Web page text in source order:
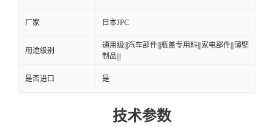
厂家 日本JPC
用途级别
通用级|||汽车部件|||瓶盖专用料|||家电部件|||薄壁
制品|||
是否进口 是
技术参数